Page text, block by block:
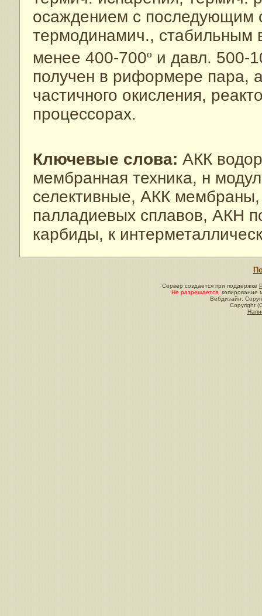
осаждением с последующим
термодинамич., стабильным
менее 400-700ºи давл. 500-
получен в риформере пара,
частичного окисления,
процессорах.
Ключевые слова: АКК
мембранная техника, н
селективные, АКК
палладиевых сплавов, АКН
карбиды, к
Сервер создается при поддержке
Не разрешается копирование
Вебдизайн:
Copyright